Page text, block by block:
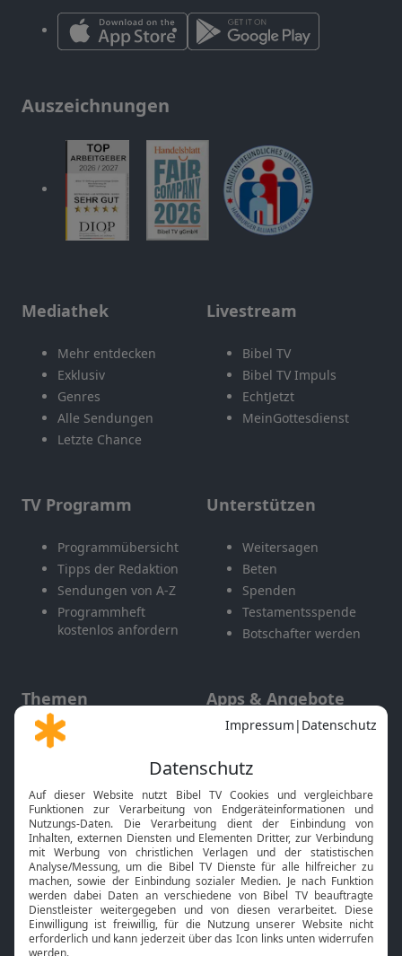
Auszeichnungen
Mediathek
Mehr entdecken
Exklusiv
Genres
Alle Sendungen
Letzte Chance
Livestream
Bibel TV
Bibel TV Impuls
EchtJetzt
MeinGottesdienst
TV Programm
Programmübersicht
Tipps der Redaktion
Sendungen von A-Z
Programmheft
kostenlos anfordern
Unterstützen
Weitersagen
Beten
Spenden
Testamentsspende
Botschafter werden
Themen
Gott und Bibel erklärt
Neuigkeiten
Apps & Angebote
Mobile App
Smart TV
HbbTV
Bibelthek Online-Bibel
Nächster Gottesdienst
Bibel TV Service